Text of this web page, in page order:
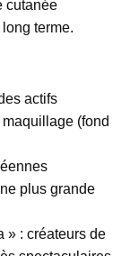
cutanée
terme.
actifs
(fond
plus grande
» : créateurs de